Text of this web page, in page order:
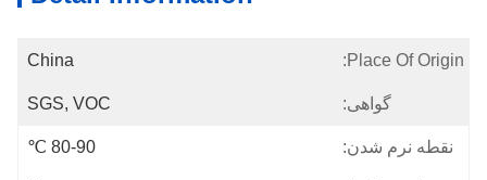
Place Of Origin:
China
گواهی: SGS, VOC
نقطه نرم شدن: 80-90 ℃